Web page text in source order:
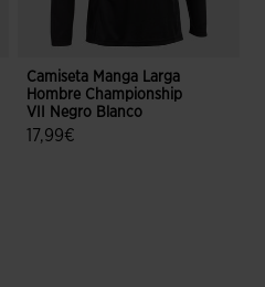
Camiseta Manga Larga
Hombre Championship
VII Negro Blanco
17,99€